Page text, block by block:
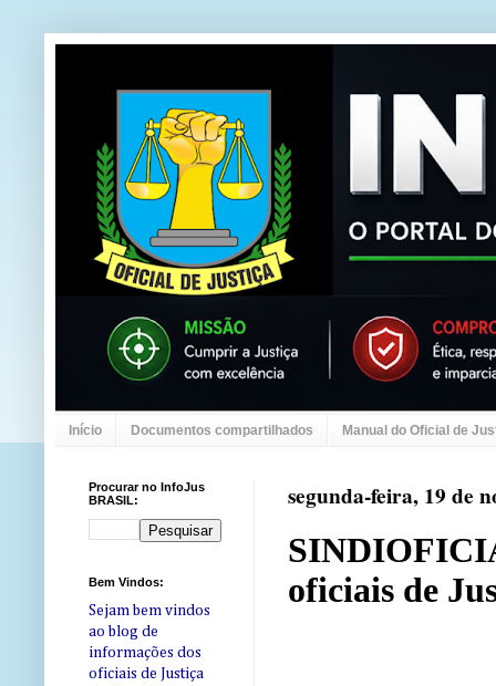
Início Documentos compartilhados Manual do Oficial de
segunda-feira, 19 de
oficiais de
Procurar no InfoJus
BRASIL:
Bem Vindos:
Sejam bem vindos
ao blog de
informações dos
oficiais de Justiça